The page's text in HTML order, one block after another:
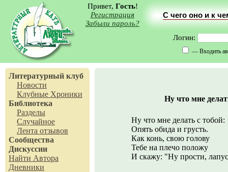
Привет, Гость!
Регистрация
Забыли пароль?
С чего оно и к
Логин:
— Входить
Литературный клуб
Новости
Клубные Хроники
Библиотека
Разделы
Случайное
Лента отзывов
Сообщества
Дискуссии
Найти Автора
Дневники
Ну что мне
Ну что мне делать с тобой:
Опять обида и грусть.
Как конь, свою голову
Тебе на плечо положу
И скажу: "Ну прости,